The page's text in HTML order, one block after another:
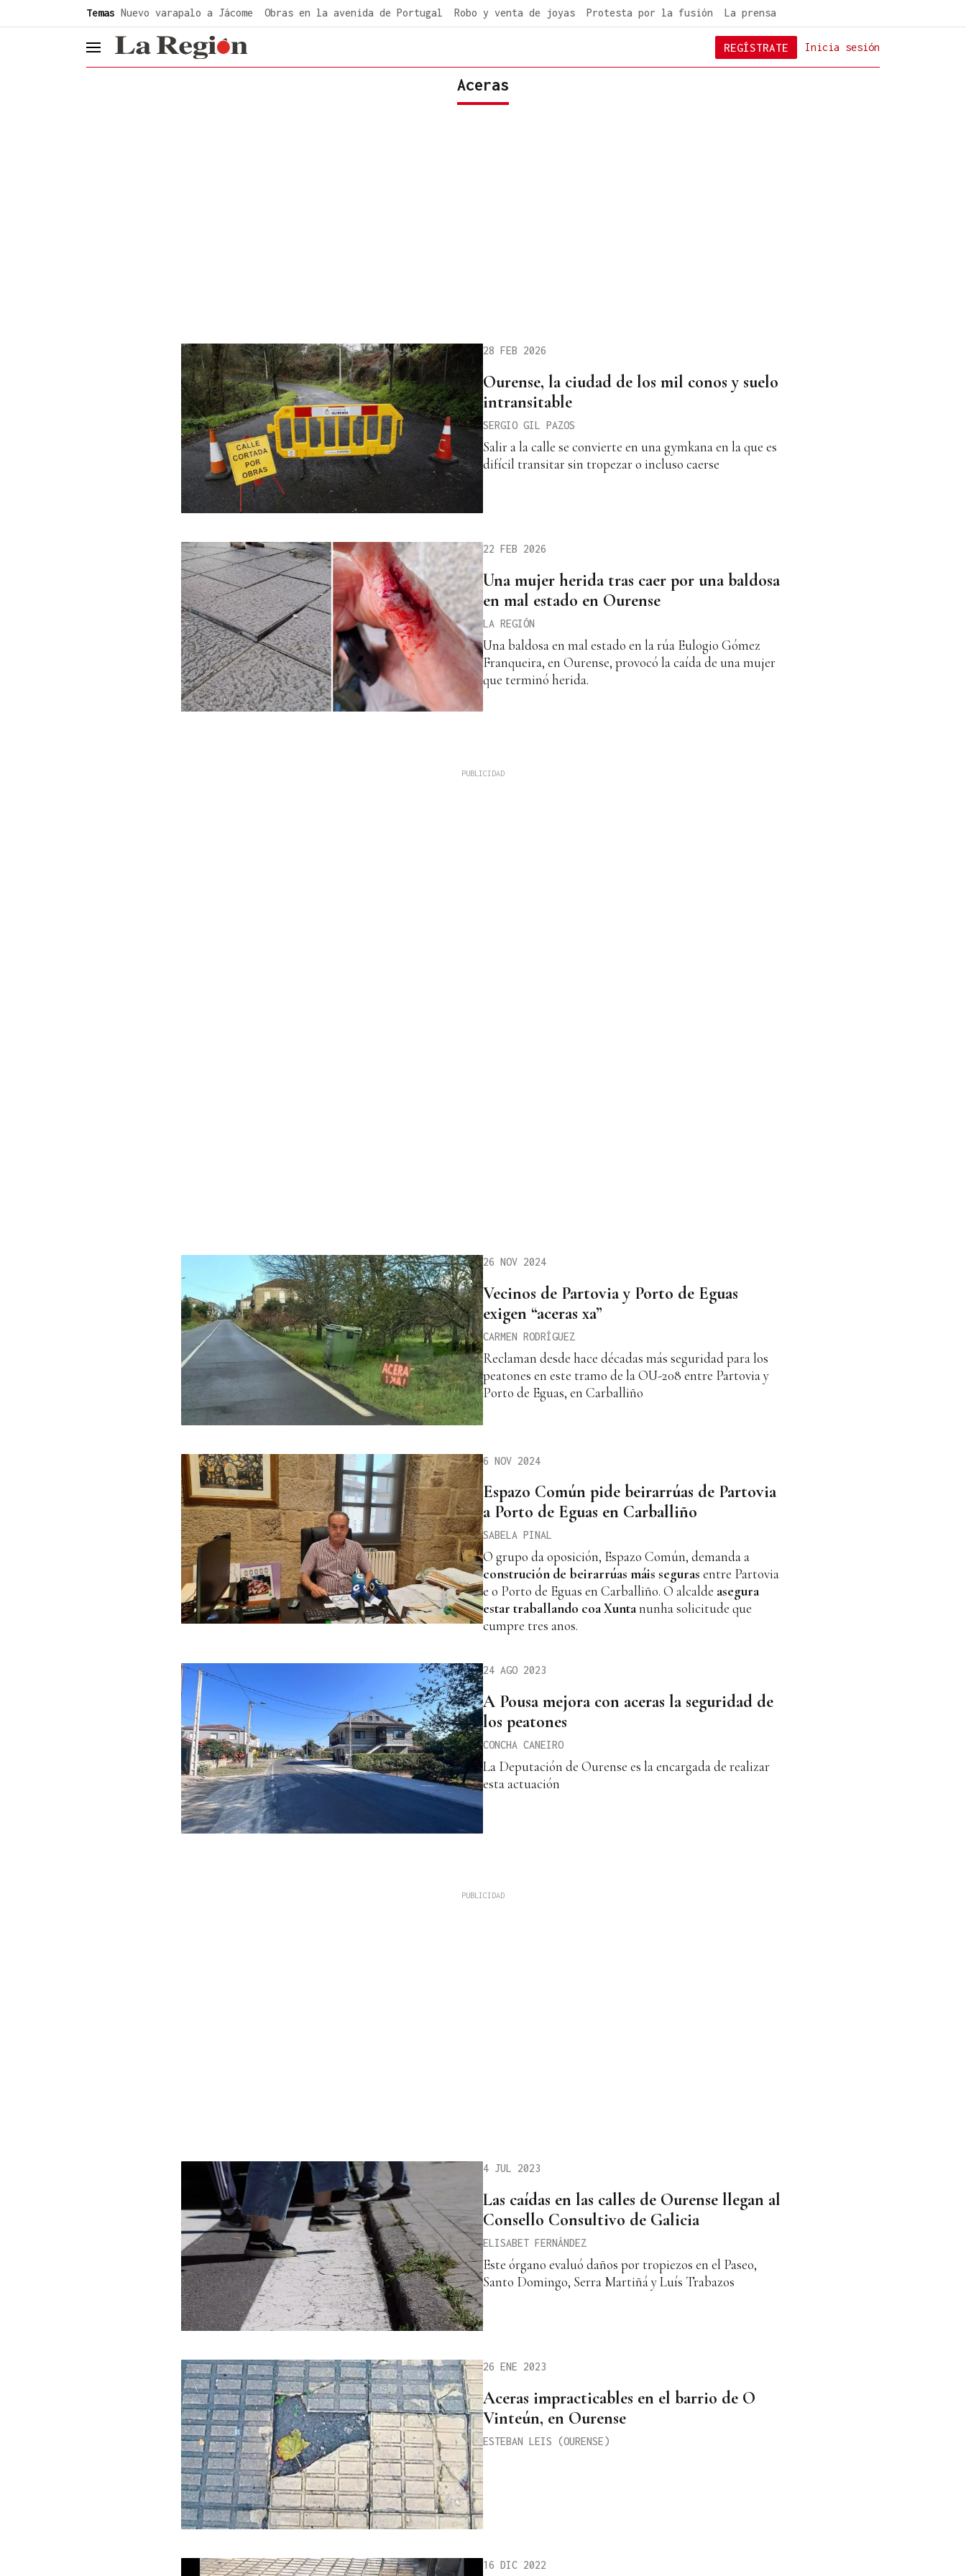
Temas Nuevo varapalo a Jácome Obras en la avenida de Portugal Robo y venta de joyas Protesta por la fusión La prensa
header.menu.open Inicia sesión
REGÍSTRATE
Aceras
28 FEB 2026
Ourense, la ciudad de los mil conos y suelo
intransitable
SERGIO GIL PAZOS
Salir a la calle se convierte en una gymkana en la que es
difícil transitar sin tropezar o incluso caerse
22 FEB 2026
Una mujer herida tras caer por una baldosa
en mal estado en Ourense
LA REGIÓN
Una baldosa en mal estado en la rúa Eulogio Gómez
Franqueira, en Ourense, provocó la caída de una mujer
que terminó herida.
26 NOV 2024
Vecinos de Partovia y Porto de Eguas
exigen “aceras xa”
CARMEN RODRÍGUEZ
Reclaman desde hace décadas más seguridad para los
peatones en este tramo de la OU-208 entre Partovia y
Porto de Eguas, en Carballiño
6 NOV 2024
Espazo Común pide beirarrúas de Partovia
a Porto de Eguas en Carballiño
SABELA PINAL
O grupo da oposición, Espazo Común, demanda a
construción de beirarrúas máis seguras entre Partovia
e o Porto de Eguas en Carballiño. O alcalde asegura
estar traballando coa Xuntanunha solicitude que
cumpre tres anos.
24 AGO 2023
A Pousa mejora con aceras la seguridad de
los peatones
CONCHA CANEIRO
La Deputación de Ourense es la encargada de realizar
esta actuación
4 JUL 2023
Las caídas en las calles de Ourense llegan al
Consello Consultivo de Galicia
ELISABET FERNÁNDEZ
Este órgano evaluó daños por tropiezos en el Paseo,
Santo Domingo, Serra Martiñá y Luís Trabazos
26 ENE 2023
Aceras impracticables en el barrio de O
Vinteún, en Ourense
ESTEBAN LEIS (OURENSE)
16 DIC 2022